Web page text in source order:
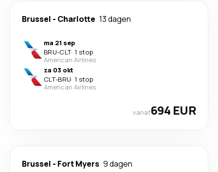
Brussel - Charlotte 13 dagen
ma 21 sep
BRU-CLT· 1 stop
American Airlines
za 03 okt
CLT-BRU· 1 stop
American Airlines
vanaf694 EUR
Brussel - Fort Myers 9 dagen